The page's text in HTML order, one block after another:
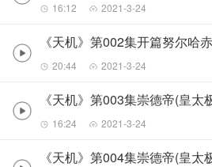
16:12 2021-3-24
20:44 2021-3-24
16:24 2021-3-24